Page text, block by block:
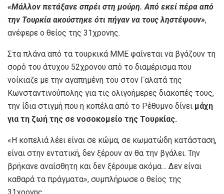
«Μάλλον πετάξανε σπρέι στη μούρη. Από εκεί πέρα από
την Τουρκία ακούστηκε ότι πήγαν να τους ληστέψουν»,
ανέφερε ο θείος της 31χρονης.
Στα πλάνα από τα τουρκικά ΜΜΕ φαίνεται να βγάζουν τη
σορό του άτυχου 52χρονου από το διαμέρισμα που
νοίκιαζε με την αγαπημένη του στον Γαλατά της
Κωνσταντινούπολης για τις ολιγοήμερες διακοπές τους,
την ίδια στιγμή που η κοπέλα από το Ρέθυμνο δίνει μάχη
για τη ζωή της σε νοσοκομείο της Τουρκίας.
«Η κοπελιά λέει είναι σε κώμα, σε κωματώδη κατάσταση,
είναι στην εντατική, δεν ξέρουν αν θα την βγάλει. Την
βρήκανε αναίσθητη και δεν ξέρουμε ακόμα… Δεν είναι
καθαρά τα πράγματα», συμπλήρωσε ο θείος της